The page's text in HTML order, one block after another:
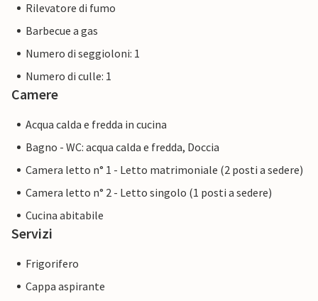
Rilevatore di fumo
Barbecue a gas
Numero di seggioloni: 1
Numero di culle: 1
Camere
Acqua calda e fredda in cucina
Bagno - WC: acqua calda e fredda, Doccia
Camera letto n° 1 - Letto matrimoniale (2 posti a sedere)
Camera letto n° 2 - Letto singolo (1 posti a sedere)
Cucina abitabile
Servizi
Frigorifero
Cappa aspirante